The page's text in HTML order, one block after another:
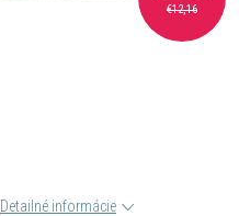
€12,16
Detailné informácie